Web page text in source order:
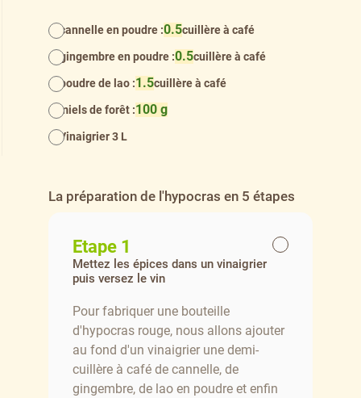
cannelle en poudre :0.5cuillère à café
gingembre en poudre :0.5cuillère à café
poudre de lao :1.5cuillère à café
miels de forêt :100 g
Vinaigrier 3 L
La préparation de l'hypocras en 5 étapes
Etape 1
Mettez les épices dans un vinaigrier
puis versez le vin
Pour fabriquer une bouteille
d'hypocras rouge, nous allons ajouter
au fond d'un vinaigrier une demi-
cuillère à café de cannelle, de
gingembre, de lao en poudre et enfin